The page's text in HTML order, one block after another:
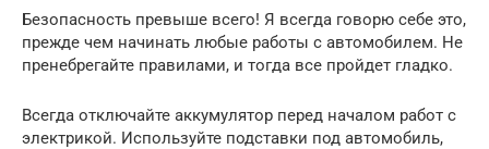
Безопасность превыше всего! Я всегда говорю себе это,
прежде чем начинать любые работы с автомобилем. Не
пренебрегайте правилами, и тогда все пройдет гладко.
Всегда отключайте аккумулятор перед началом работ с
электрикой. Используйте подставки под автомобиль,